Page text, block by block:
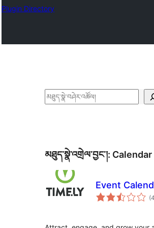
Plugin Directory
བཤེར་
མཐུད་སྣེ་འགྲེལ་བྱང་།:
Event
(4